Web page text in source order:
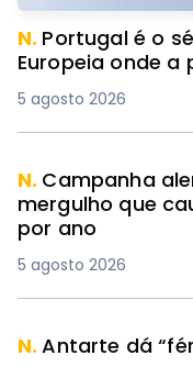
N. Portugal é o
Europeia onde
5 agosto 2026
N. Campanha
mergulho que
por ano
5 agosto 2026
N.Antarte dá